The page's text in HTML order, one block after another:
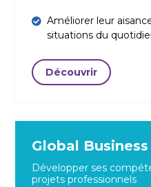
Améliorer leur
situations du
Découvrir
Global Business
Développer ses
projets professionnels